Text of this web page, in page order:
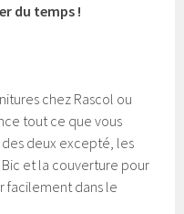
du temps !
chez Rascol ou
tout ce que vous
des deux excepté, les
et la couverture pour
facilement dans le